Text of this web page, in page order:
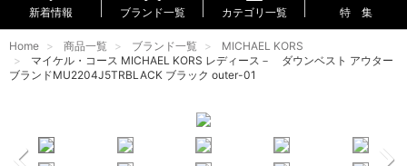
新着情報 ブランド一覧 カテゴリ一覧 特 集
Home 商品一覧 ブランド一覧
MICHAEL KORS
マイケル・コース MICHAEL KORS レディース－ ダウンベスト アウター
ブランドMU2204J5TRBLACK ブラック outer-01